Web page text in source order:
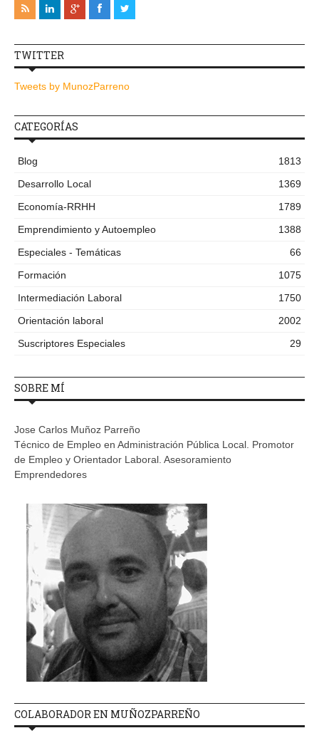
TWITTER
Tweets by MunozParreno
CATEGORÍAS
Blog
1813
Desarrollo Local
1369
Economía-RRHH
1789
Emprendimiento y Autoempleo
1388
Especiales - Temáticas
66
Formación
1075
Intermediación Laboral
1750
Orientación laboral
2002
Suscriptores Especiales
29
SOBRE MÍ
Jose Carlos Muñoz Parreño
Técnico de Empleo en Administración Pública Local. Promotor
de Empleo y Orientador Laboral. Asesoramiento
Emprendedores
COLABORADOR EN MUÑOZPARREÑO